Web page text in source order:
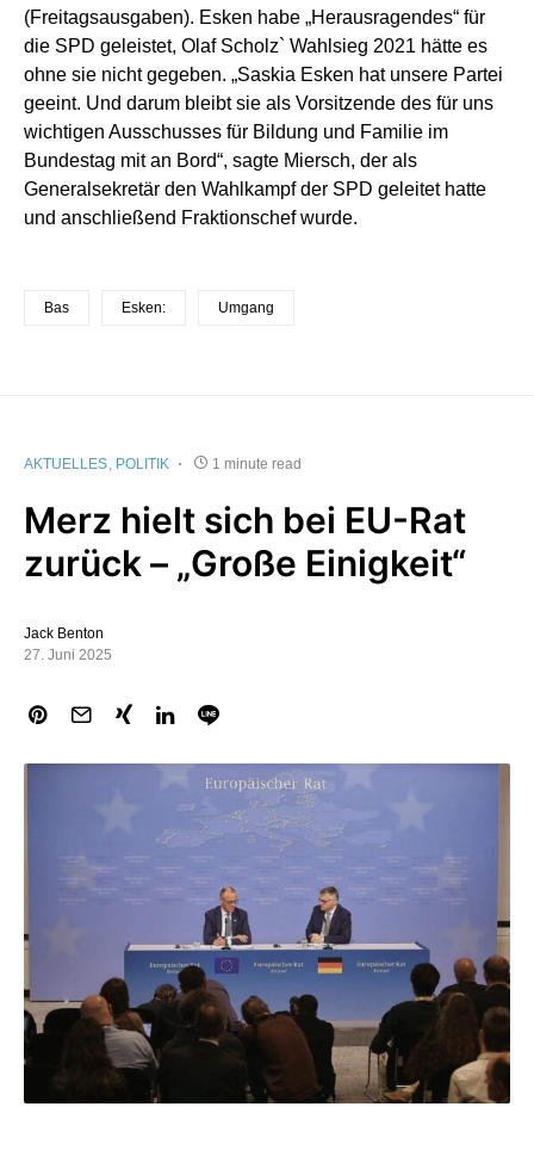
(Freitagsausgaben). Esken habe „Herausragendes“ für
die SPD geleistet, Olaf Scholz` Wahlsieg 2021 hätte es
ohne sie nicht gegeben. „Saskia Esken hat unsere Partei
geeint. Und darum bleibt sie als Vorsitzende des für uns
wichtigen Ausschusses für Bildung und Familie im
Bundestag mit an Bord“, sagte Miersch, der als
Generalsekretär den Wahlkampf der SPD geleitet hatte
und anschließend Fraktionschef wurde.
Bas Esken: Umgang
AKTUELLES POLITIK 1 minute read
Merz hielt sich bei EU-Rat
zurück – „Große Einigkeit“
Jack Benton
27. Juni 2025